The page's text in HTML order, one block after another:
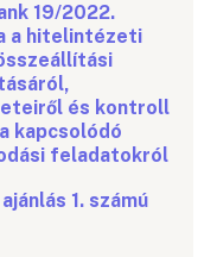
19/2022.
a hitelintézeti
és kontroll
kapcsolódó
feladatokról
1. számú